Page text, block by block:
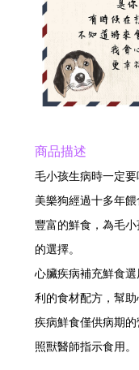
商品描述
毛小孩生病時一定
美樂狗經過十多年
豐富的鮮食，為毛
的選擇。
心臟疾病補充鮮食
利的食材配方，幫助
疾病鮮食僅供病期
照獸醫師指示食用。